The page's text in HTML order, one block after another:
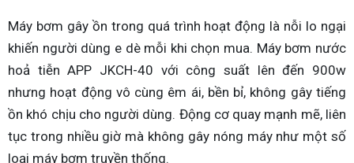
Máy bơm gây ồn trong quá trình hoạt động là nỗi lo ngại
khiến người dùng e dè mỗi khi chọn mua. Máy bơm nước
hoả tiễn APP JKCH-40 với công suất lên đến 900w
nhưng hoạt động vô cùng êm ái, bền bỉ, không gây tiếng
ồn khó chịu cho người dùng. Động cơ quay mạnh mẽ, liên
tục trong nhiều giờ mà không gây nóng máy như một số
loại máy bơm truyền thống.